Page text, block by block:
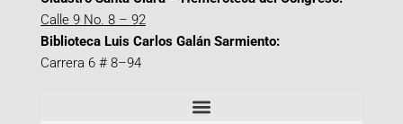
Calle 9 No. 8 – 92
Biblioteca Luis Carlos Galán Sarmiento:
Carrera 6 # 8–94